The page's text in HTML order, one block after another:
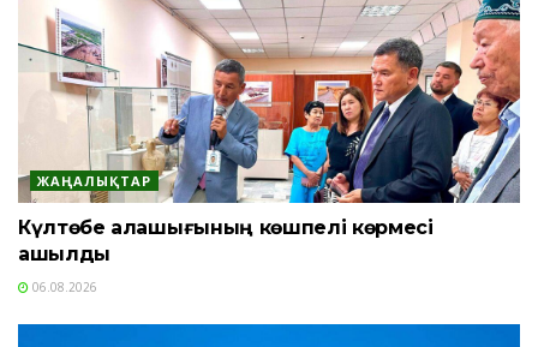
ЖАҢАЛЫҚТАР
Күлтөбе қалашығының көшпелі көрмесі
ашылды
06.08.2026